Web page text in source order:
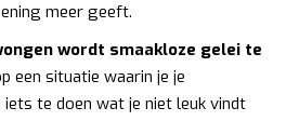
meer geeft.
wordt smaakloze gelei te
een situatie waarin je je
te doen wat je niet leuk vindt